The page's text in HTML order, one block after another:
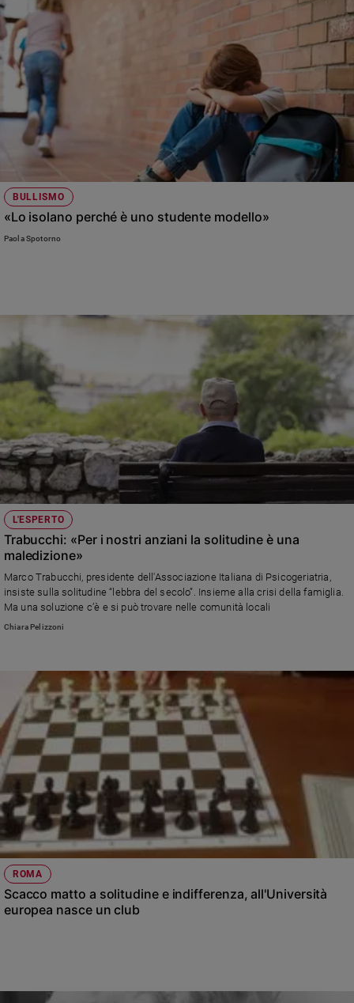
BULLISMO
«Lo isolano perché è uno studente modello»
Paola Spotorno
L'ESPERTO
Trabucchi: «Per i nostri anziani la solitudine è una
maledizione»
Marco Trabucchi, presidente dell'Associazione Italiana di Psicogeriatria,
insiste sulla solitudine “lebbra del secolo”. Insieme alla crisi della famiglia.
Ma una soluzione c’è e si può trovare nelle comunità locali
Chiara Pelizzoni
ROMA
Scacco matto a solitudine e indifferenza, all'Università
europea nasce un club